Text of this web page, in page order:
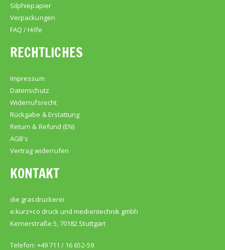
Silphiepapier
Verpackungen
FAQ / Hilfe
RECHTLICHES
Impressum
Datenschutz
Widerrufsrecht
Rückgabe & Erstattung
Return & Refund (EN)
AGB's
Vertrag widerrufen
KONTAKT
die grasdruckerei
e.kurz+co druck und medientechnik gmbh
Kernerstraße 5, 70182 Stuttgart
Telefon: +49 711 / 16 652-59